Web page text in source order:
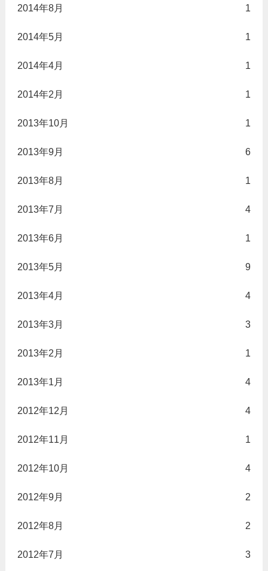
2014年8月 1
2014年5月 1
2014年4月 1
2014年2月 1
2013年10月 1
2013年9月 6
2013年8月 1
2013年7月 4
2013年6月 1
2013年5月 9
2013年4月 4
2013年3月 3
2013年2月 1
2013年1月 4
2012年12月 4
2012年11月 1
2012年10月 4
2012年9月 2
2012年8月 2
2012年7月 3